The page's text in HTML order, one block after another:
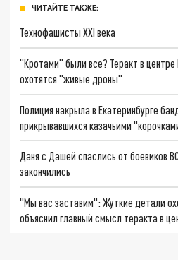
ЧИТАЙТЕ ТАКЖЕ:
Технофашисты XXI века
"Кротами" были все? Теракт в
охотятся "живые дроны"
Полиция накрыла в Екатеринбурге
прикрывавшихся казачьими
Даня с Дашей спаслись от боевиков
закончились
"Мы вас заставим": Жуткие детали
объяснил главный смысл теракта в